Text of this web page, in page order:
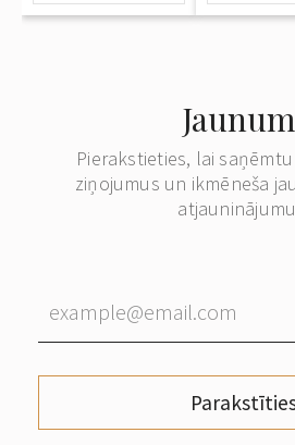
Pierakstieties, lai
ziņojumus un ikmēneša